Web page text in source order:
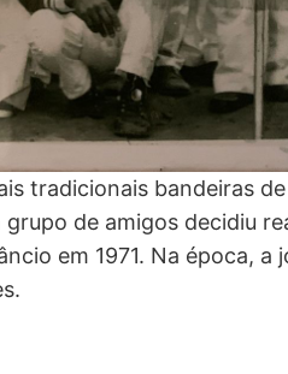
tradicionais bandeiras
de amigos decidiu
em 1971. Na época,